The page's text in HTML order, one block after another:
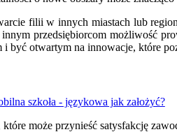
filii w innych miastach lub
przedsiębiorcom możliwość
być otwartym na innowacje, które
szkoła - językowa jak założyć?
może przynieść satysfakcję